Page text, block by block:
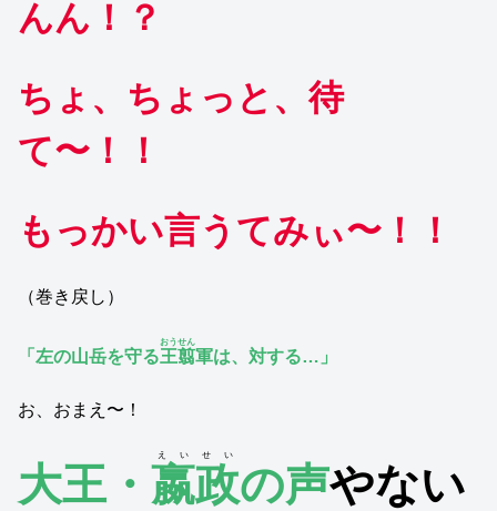
んん！？
ちょ、ちょっと、待
て〜！！
もっかい言うてみぃ〜！！
（巻き戻し）
「左の山岳を守る王翦
おうせん
軍は、対する…」
お、おまえ〜！
大王・ 嬴政
えいせい
の声やない